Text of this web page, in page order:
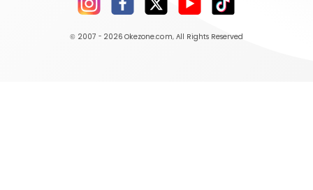
© 2007 - 2026 Okezone.com, All Rights Reserved